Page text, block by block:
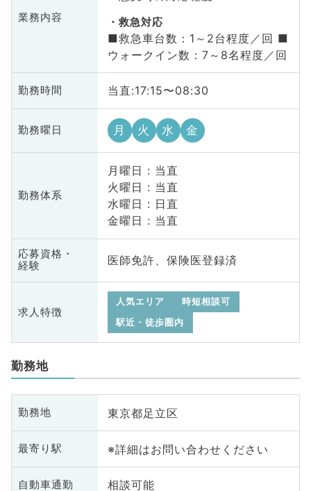
業務内容 救急対応
■救急車台数：1～2台程度／回 ■
ウォークイン数：7～8名程度／回
勤務時間 当直:17:15〜08:30
勤務曜日 月 火 水 金
勤務体系
月曜日 : 当直
火曜日 : 当直
水曜日 : 日直
金曜日 : 当直
応募資格・
経験
医師免許、保険医登録済
求人特徴
人気エリア
時短相談可
駅近・徒歩圏内
勤務地
勤務地 東京都足立区
最寄り駅 ※詳細はお問い合わせください
自動車通勤 相談可能